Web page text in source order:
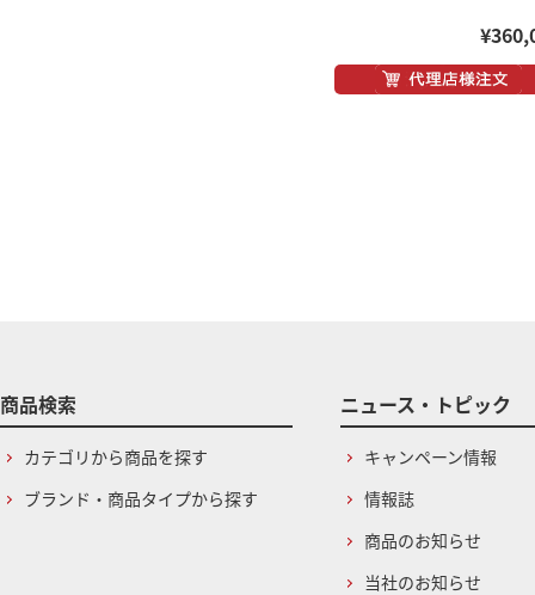
商品検索
カテゴリから商品を探す
ブランド・商品タイプから探す
ニュース・トピック
キャンペーン情報
情報誌
商品のお知らせ
当社のお知らせ